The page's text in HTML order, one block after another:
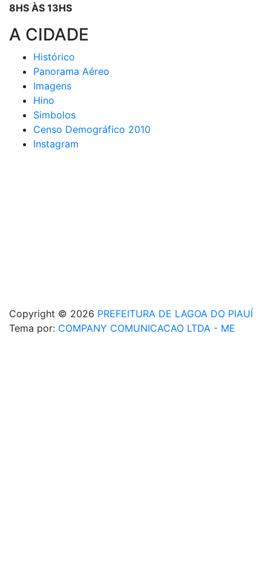
8HS ÀS 13HS
A CIDADE
Histórico
Panorama Aéreo
Imagens
Hino
Simbolos
Censo Demográfico 2010
Instagram
Copyright © 2026 PREFEITURA DE LAGOA DO PIAUÍ
Tema por: COMPANY COMUNICACAO LTDA - ME